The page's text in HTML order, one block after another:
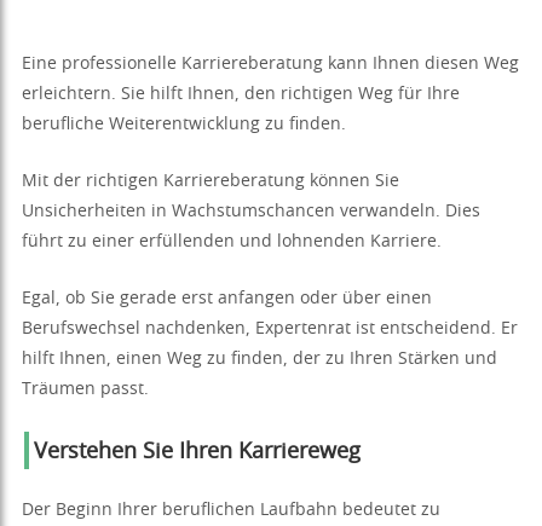
Eine professionelle Karriereberatung kann Ihnen diesen Weg
erleichtern. Sie hilft Ihnen, den richtigen Weg für Ihre
berufliche Weiterentwicklung zu finden.
Mit der richtigen Karriereberatung können Sie
Unsicherheiten in Wachstumschancen verwandeln. Dies
führt zu einer erfüllenden und lohnenden Karriere.
Egal, ob Sie gerade erst anfangen oder über einen
Berufswechsel nachdenken, Expertenrat ist entscheidend. Er
hilft Ihnen, einen Weg zu finden, der zu Ihren Stärken und
Träumen passt.
Verstehen Sie Ihren Karriereweg
Der Beginn Ihrer beruflichen Laufbahn bedeutet zu